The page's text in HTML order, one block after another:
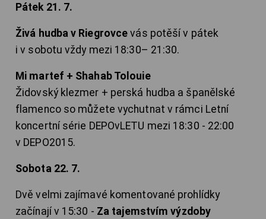
Pátek 21. 7.
Živá hudba v Riegrovce vás potěší v pátek
i v sobotu vždy mezi 18:30– 21:30.
Mi martef + Shahab Tolouie
Židovský klezmer + perská hudba a španělské
flamenco so můžete vychutnat v rámci Letní
koncertní série DEPOvLETU mezi 18:30 - 22:00
v DEPO2015.
Sobota 22. 7.
Dvě velmi zajímavé komentované prohlídky
začínají v 15:30 - Za tajemstvím výzdoby